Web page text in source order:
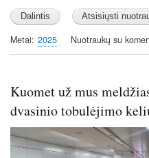
Metai 2025 Nuotraukų su
Kuomet už mus
dvasinio tobulėjimo
Image